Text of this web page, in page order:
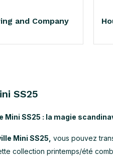
and Company
SS25
SS25 : la magie
Mini SS25, vous pouvez
collection printemps/été